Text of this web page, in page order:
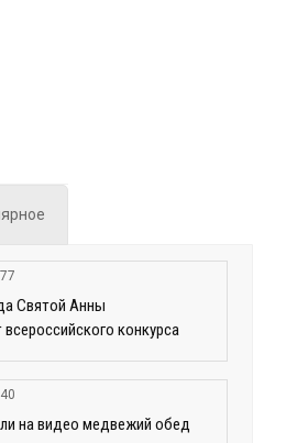
77
Святой Анны
конкурса
40
на видео медвежий обед